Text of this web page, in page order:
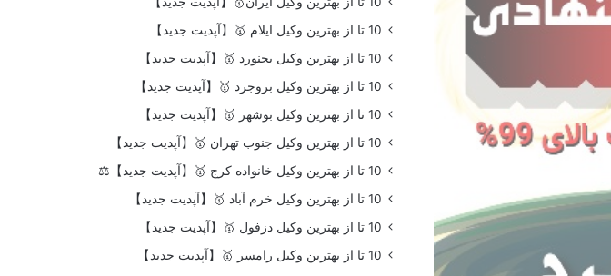
10 تا از بهترین وکیل ایلام 🥇【آپدیت جدید】
10 تا از بهترین وکیل بجنورد 🥇【آپدیت جدید】
10 تا از بهترین وکیل بروجرد 🥇【آپدیت جدید】
10 تا از بهترین وکیل بوشهر 🥇【آپدیت جدید】
10 تا از بهترین وکیل جنوب تهران 🥇【آپدیت جدید】
10 تا از بهترین وکیل خانواده کرج 🥇【آپدیت جدید】⚖️
10 تا از بهترین وکیل خرم آباد 🥇【آپدیت جدید】
10 تا از بهترین وکیل دزفول 🥇【آپدیت جدید】
10 تا از بهترین وکیل رامسر 🥇【آپدیت جدید】